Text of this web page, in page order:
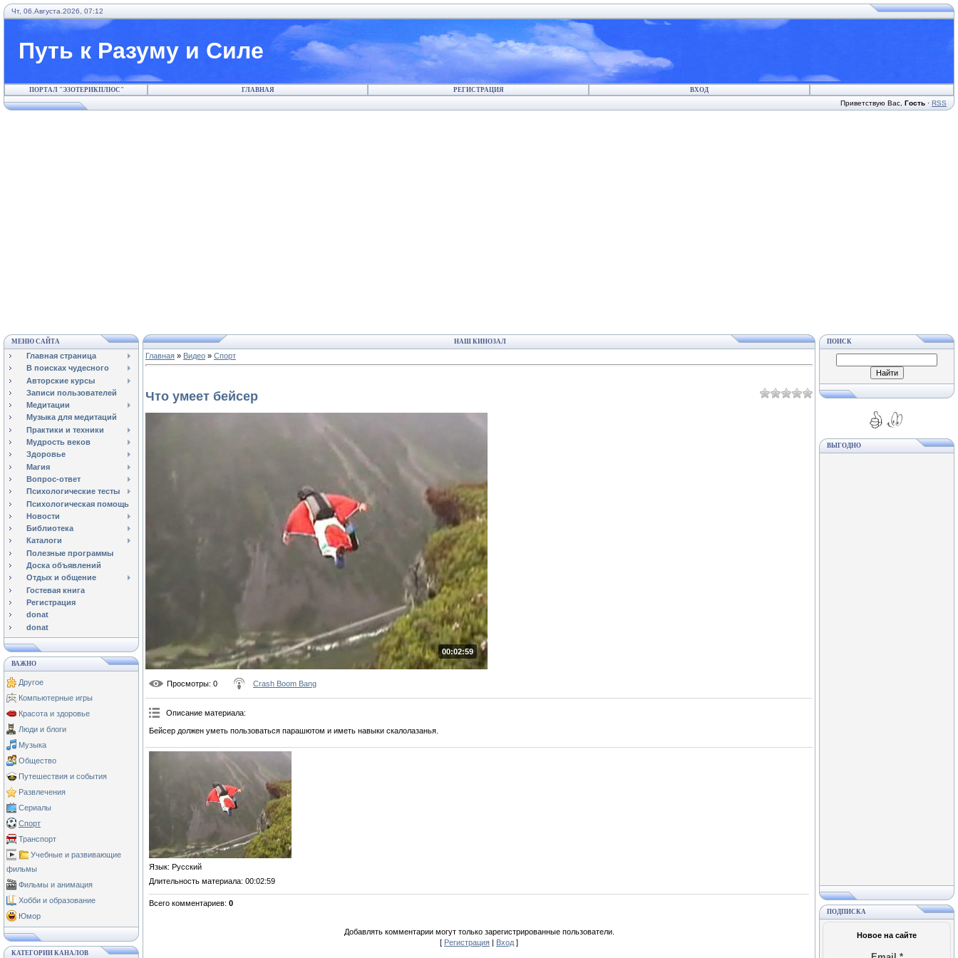
Чт, 06.Августа.2026, 07:12
Путь к Разуму и Силе
ПОРТАЛ "ЭЗОТЕРИКПЛЮС" ГЛАВНАЯ РЕГИСТРАЦИЯ ВХОД
Приветствую Вас Гость · RSS
МЕНЮ САЙТА
Главная страница
В поисках чудесного
Авторские курсы
Записи пользователей
Медитации
Музыка для медитаций
Практики и техники
Мудрость веков
Здоровье
Магия
Вопрос-ответ
Психологические тесты
Психологическая помощь
Новости
Библиотека
Каталоги
Полезные программы
Доска объявлений
Отдых и общение
Гостевая книга
Регистрация
donat
donat
ВАЖНО
Другое
Компьютерные игры
Красота и здоровье
Люди и блоги
Музыка
Общество
Путешествия и события
Развлечения
Сериалы
Спорт
Транспорт
Учебные и развивающие
фильмы
Фильмы и анимация
Хобби и образование
Юмор
КАТЕГОРИИ КАНАЛОВ
НАШ КИНОЗАЛ
Главная » Видео » Спорт
Что умеет бейсер
00:02:59
Просмотры: 0 Crash Boom Bang
Описание материала:
Бейсер должен уметь пользоваться парашютом и иметь навыки скалолазанья.
Язык: Русский
Длительность материала: 00:02:59
Всего комментариев: 0
Добавлять комментарии могут только зарегистрированные пользователи.
[ Регистрация | Вход ]
ПОИСК
ВЫГОДНО
ПОДПИСКА
Новое на сайте